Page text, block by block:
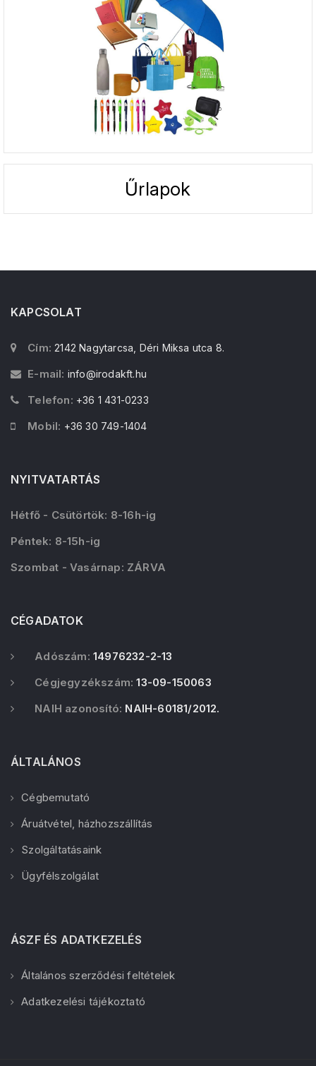
Űrlapok
KAPCSOLAT
Cím: 2142 Nagytarcsa, Déri Miksa utca 8.
E-mail: info@irodakft.hu
Telefon: +36 1 431-0233
Mobil: +36 30 749-1404
NYITVATARTÁS
Hétfő - Csütörtök: 8-16h-ig
Péntek: 8-15h-ig
Szombat - Vasárnap: ZÁRVA
CÉGADATOK
Adószám: 14976232-2-13
Cégjegyzékszám: 13-09-150063
NAIH azonosító: NAIH-60181/2012.
ÁLTALÁNOS
Cégbemutató
Áruátvétel, házhozszállítás
Szolgáltatásaink
Ügyfélszolgálat
ÁSZF ÉS ADATKEZELÉS
Általános szerződési feltételek
Adatkezelési tájékoztató